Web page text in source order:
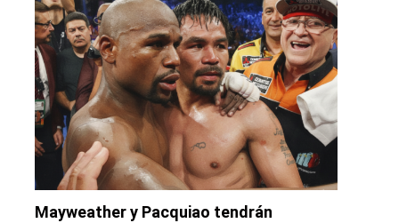
Mayweather y Pacquiao tendrán